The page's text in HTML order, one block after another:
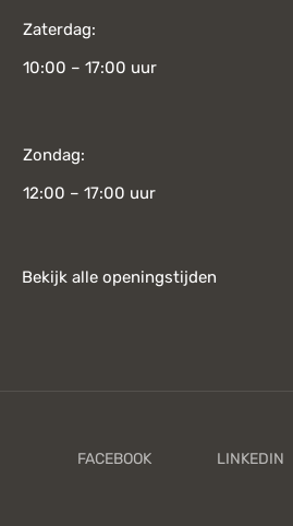
Zaterdag:
10:00 – 17:00 uur
Zondag:
12:00 – 17:00 uur
Bekijk alle openingstijden